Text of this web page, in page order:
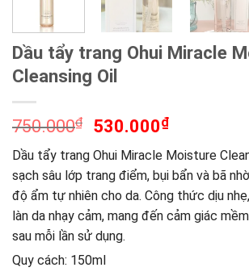
Dầu tẩy trang Ohui Miracle
Cleansing Oil
750.000₫ 530.000₫
Dầu tẩy trang Ohui Miracle Moisture
sạch sâu lớp trang điểm, bụi bẩn và bã
độ ẩm tự nhiên cho da. Công thức dịu
làn da nhạy cảm, mang đến cảm giác
sau mỗi lần sử dụng.
Quy cách: 150ml